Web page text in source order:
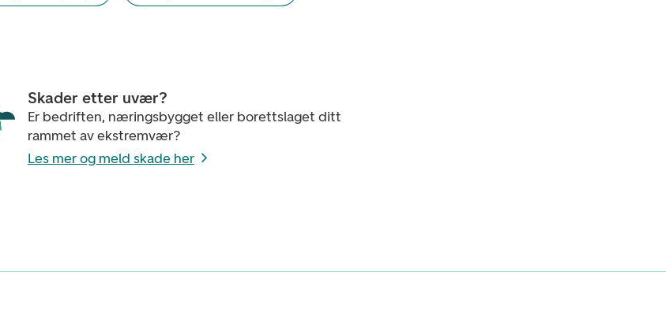
Skader etter uvær?
Er bedriften, næringsbygget eller borettslaget ditt
rammet av ekstremvær?
Les mer og meld skade her